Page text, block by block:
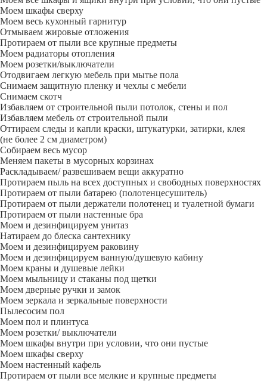
Моем шкафы сверху
Моем весь кухонный гарнитур
Отмываем жировые отложения
Протираем от пыли все крупные предметы
Моем радиаторы отопления
Моем розетки/выключатели
Отодвигаем легкую мебель при мытье пола
Снимаем защитную пленку и чехлы с мебели
Снимаем скотч
Избавляем от строительной пыли потолок, стены и пол
Избавляем мебель от строительной пыли
Оттираем следы и капли краски, штукатурки, затирки, клея
(не более 2 см диаметром)
Собираем весь мусор
Меняем пакеты в мусорных корзинах
Раскладываем/ развешиваем вещи аккуратно
Протираем пыль на всех доступных и свободных поверхностях
Протираем от пыли батарею (полотенцесушитель)
Протираем от пыли держатели полотенец и туалетной бумаги
Протираем от пыли настенные бра
Моем и дезинфицируем унитаз
Натираем до блеска сантехнику
Моем и дезинфицируем раковину
Моем и дезинфицируем ванную/душевую кабину
Моем краны и душевые лейки
Моем мыльницу и стаканы под щетки
Моем дверные ручки и замок
Моем зеркала и зеркальные поверхности
Пылесосим пол
Моем пол и плинтуса
Моем розетки/ выключатели
Моем шкафы внутри при условии, что они пустые
Моем шкафы сверху
Моем настенный кафель
Протираем от пыли все мелкие и крупные предметы